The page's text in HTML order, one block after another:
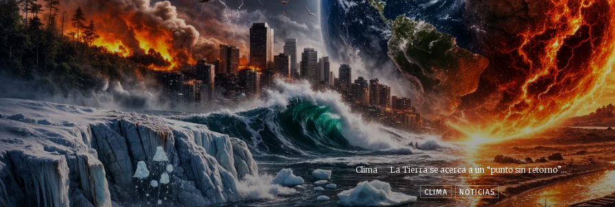
Clima La Tierra se acerca a un “punto sin retorno”...
CLIMA NOTICIAS